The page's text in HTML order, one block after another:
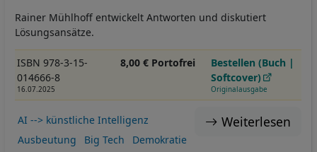
Rainer Mühlhoff entwickelt Antworten und diskutiert
Lösungsansätze.
ISBN 978-3-15-
014666-8
16.07.2025
8,00 € Portofrei
Bestellen (Buch |
Softcover)
Originalausgabe
Weiterlesen
AI --> künstliche Intelligenz
Ausbeutung
Big Tech
Demokratie